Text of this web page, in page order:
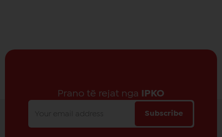
Prano të rejat nga IPKO
Subscribe